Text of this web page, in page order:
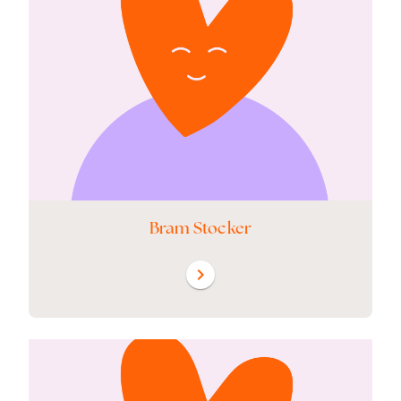
Bram Stocker
chevron_right